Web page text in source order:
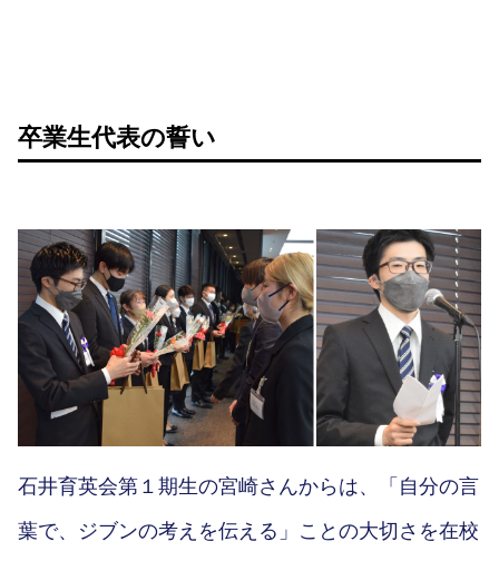
卒業生代表の誓い
石井育英会第１期生の宮崎さんからは、「自分の言
葉で、ジブンの考えを伝える」ことの大切さを在校